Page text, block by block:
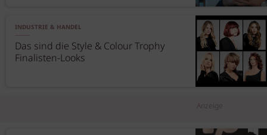
INDUSTRIE & HANDEL
Das sind die Style & Colour Trophy
Finalisten-Looks
Anzeige